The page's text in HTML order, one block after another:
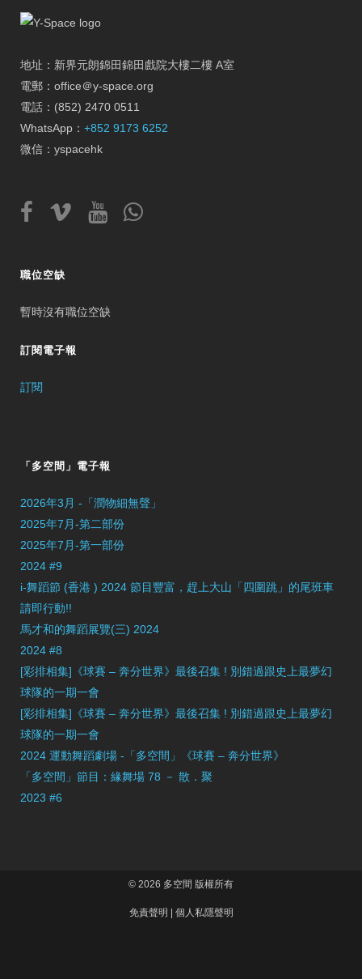
地址：新界元朗錦田錦田戲院大樓二樓 A室
電郵：office＠y-space.org
電話：(852) 2470 0511
WhatsApp： +852 9173 6252
微信：yspacehk
職位空缺
暫時沒有職位空缺
訂閱電子報
訂閱
「多空間」電子報
2026年3月 -「潤物細無聲」
2025年7月-第二部份
2025年7月-第一部份
2024 #9
i-舞蹈節 (香港 ) 2024 節目豐富，趕上大山「四圍跳」的尾班車
請即行動!!
馬才和的舞蹈展覽(三) 2024
2024 #8
[彩排相集]《球賽 – 奔分世界》最後召集 ! 別錯過跟史上最夢幻
球隊的一期一會
[彩排相集]《球賽 – 奔分世界》最後召集 ! 別錯過跟史上最夢幻
球隊的一期一會
2024 運動舞蹈劇場 -「多空間」《球賽 – 奔分世界》
「多空間」節目：緣舞場 78 － 散．聚
2023 #6
© 2026 多空間 版權所有
免責聲明 個人私隱聲明